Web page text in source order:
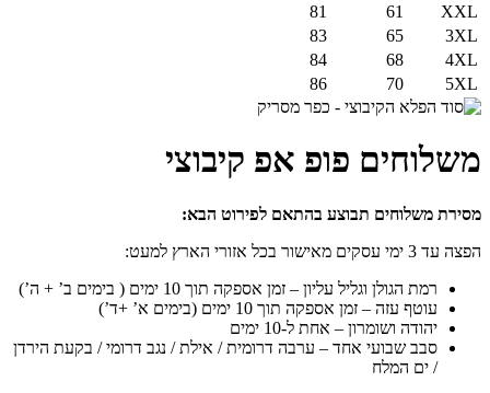
XXL
61
81
3XL
65
83
4XL
68
84
5XL
70
86
משלוחים פופ אפ קיבוצי
מסירת משלוחים תבוצע בהתאם לפירוט הבא:
הפצה עד 3 ימי עסקים מאישור בכל אזורי הארץ למעט:
רמת הגולן וגליל עליון – זמן אספקה תוך 10 ימים ( בימים ב’ + ה’)
עוטף עזה – זמן אספקה תוך 10 ימים (בימים א’ +ד’)
יהודה ושומרון – אחת ל-10 ימים
סבב שבועי אחד – ערבה דרומית / אילת / נגב דרומי / בקעת הירדן
/ ים המלח